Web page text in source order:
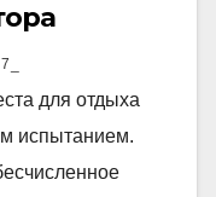
для отдыха
испытанием.